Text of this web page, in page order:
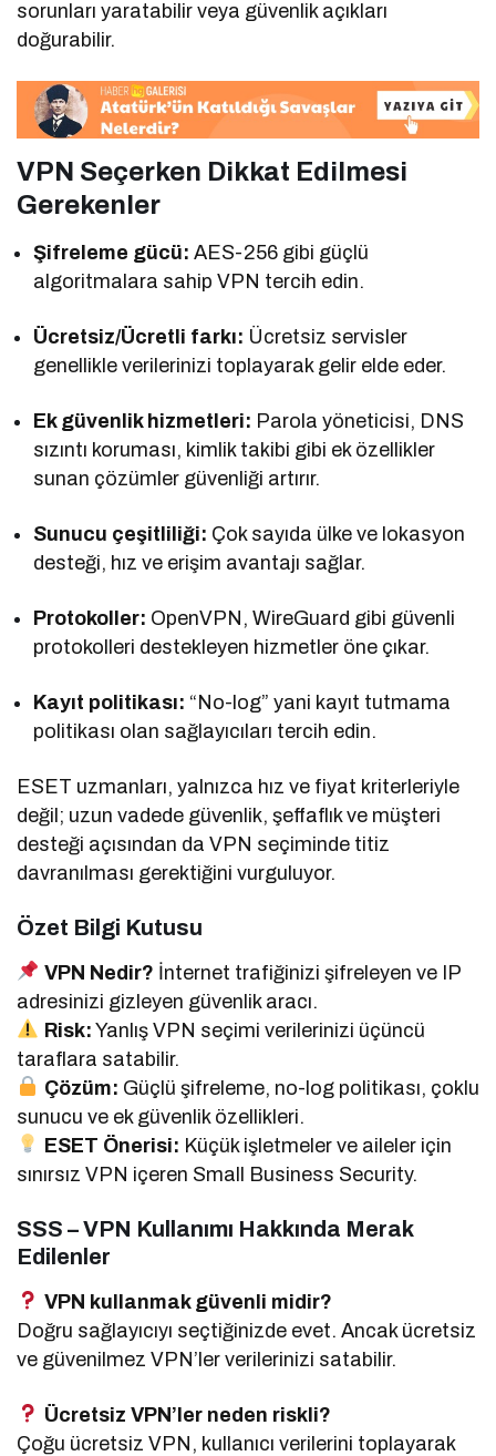
sorunları yaratabilir veya güvenlik açıkları
doğurabilir.
VPN Seçerken Dikkat Edilmesi
Gerekenler
Şifreleme gücü: AES-256 gibi güçlü
algoritmalara sahip VPN tercih edin.
Ücretsiz/Ücretli farkı: Ücretsiz servisler
genellikle verilerinizi toplayarak gelir elde eder.
Ek güvenlik hizmetleri: Parola yöneticisi, DNS
sızıntı koruması, kimlik takibi gibi ek özellikler
sunan çözümler güvenliği artırır.
Sunucu çeşitliliği: Çok sayıda ülke ve lokasyon
desteği, hız ve erişim avantajı sağlar.
Protokoller: OpenVPN, WireGuard gibi güvenli
protokolleri destekleyen hizmetler öne çıkar.
Kayıt politikası: “No-log” yani kayıt tutmama
politikası olan sağlayıcıları tercih edin.
ESET uzmanları, yalnızca hız ve fiyat kriterleriyle
değil; uzun vadede güvenlik, şeffaflık ve müşteri
desteği açısından da VPN seçiminde titiz
davranılması gerektiğini vurguluyor.
Özet Bilgi Kutusu
VPN Nedir? İnternet trafiğinizi şifreleyen ve IP
adresinizi gizleyen güvenlik aracı.
Risk: Yanlış VPN seçimi verilerinizi üçüncü
taraflara satabilir.
Çözüm: Güçlü şifreleme, no-log politikası, çoklu
sunucu ve ek güvenlik özellikleri.
ESET Önerisi: Küçük işletmeler ve aileler için
sınırsız VPN içeren Small Business Security.
SSS – VPN Kullanımı Hakkında Merak
Edilenler
VPN kullanmak güvenli midir?
Doğru sağlayıcıyı seçtiğinizde evet. Ancak ücretsiz
ve güvenilmez VPN’ler verilerinizi satabilir.
Ücretsiz VPN’ler neden riskli?
Çoğu ücretsiz VPN, kullanıcı verilerini toplayarak